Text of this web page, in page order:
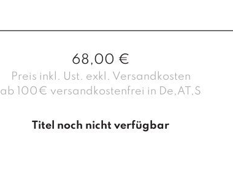
68,00 €
Preis inkl. Ust. exkl. Versandkosten
ab 100€ versandkostenfrei in De,AT,S
Titel noch nicht verfügbar